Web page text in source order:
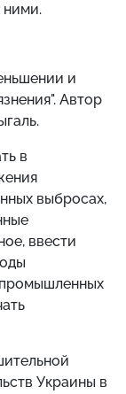
ними.
и
Автор
в
выбросах,
ввести
Украины в